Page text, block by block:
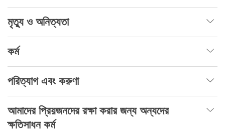
মৃত্যু ও অনিত্যতা
কর্ম
পরিত্যাগ এবং করুণা
আমাদের প্রিয়জনদের রক্ষা করার জন্য অন্যদের
ক্ষতিসাধন কর্ম